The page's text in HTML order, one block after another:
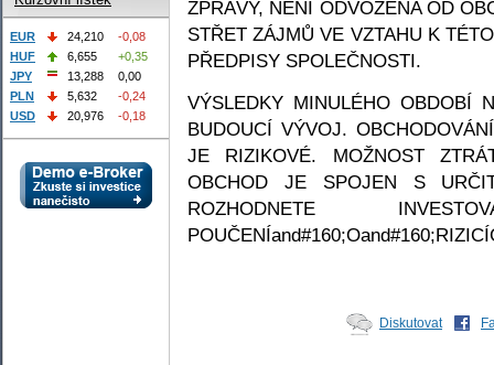
ZPRÁVY, NENÍ ODVOZENA OD
STŘET ZÁJMŮ VE VZTAHU K
PŘEDPISY SPOLEČNOSTI.
VÝSLEDKY MINULÉHO OBDOBÍ
BUDOUCÍ VÝVOJ.
JE RIZIKOVÉ. MOŽNOST
OBCHOD JE SPOJEN S
ROZHODNETE
Diskutovat
EUR 24,210
-0,08
HUF
6,655
+0,35
JPY
13,288
0,00
PLN
5,632
-0,24
USD
20,976 -0,18